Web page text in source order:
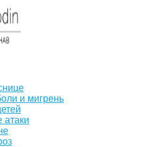
и мигрень
атаки